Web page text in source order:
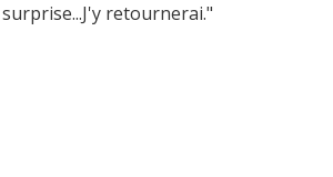
retournerai."